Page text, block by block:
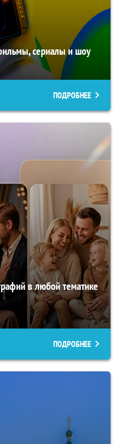
сериалы и шоу
ПОДРОБНЕЕ
в любой тематике
ПОДРОБНЕЕ